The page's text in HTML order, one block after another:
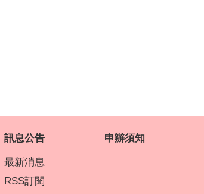
訊息公告
最新消息
RSS訂閱
申辦須知